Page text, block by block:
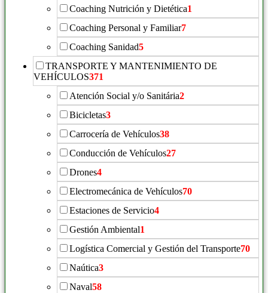
Coaching Nutrición y Dietética1
Coaching Personal y Familiar7
Coaching Sanidad5
TRANSPORTE Y MANTENIMIENTO DE
VEHÍCULOS371
Atención Social y/o Sanitária2
Bicicletas3
Carrocería de Vehículos38
Conducción de Vehículos27
Drones4
Electromecánica de Vehículos70
Estaciones de Servicio4
Gestión Ambiental1
Logística Comercial y Gestión del Transporte70
Naútica3
Naval58